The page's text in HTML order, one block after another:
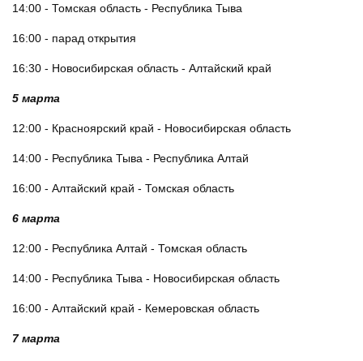
14:00 - Томская область - Республика Тыва
16:00 - парад открытия
16:30 - Новосибирская область - Алтайский край
5 марта
12:00 - Красноярский край - Новосибирская область
14:00 - Республика Тыва - Республика Алтай
16:00 - Алтайский край - Томская область
6 марта
12:00 - Республика Алтай - Томская область
14:00 - Республика Тыва - Новосибирская область
16:00 - Алтайский край - Кемеровская область
7 марта